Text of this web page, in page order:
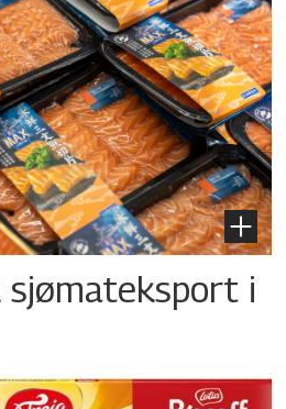
sjømateksport i